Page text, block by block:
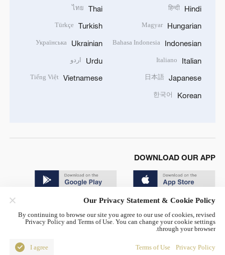
Hindi
हिन्दी
Hungarian
Magyar
Indonesian
Bahasa Indonesia
Italian
Italiano
Japanese
日本語
Korean
한국어
Thai
ไทย
Turkish
Türkçe
Ukrainian
Українська
Urdu اردو
Vietnamese
Tiếng Việt
DOWNLOAD OUR APP
© China Radio International.CRI. All Rights Reserved. 16A
Shijingshan Road, Beijing, China. 100040
Our Privacy Statement & Cookie Policy
By continuing to browse our site you agree to our use of cookies, revised
Privacy Policy and Terms of Use. You can change your cookie settings
through your browser.
Privacy Policy
Terms of Use
I agree